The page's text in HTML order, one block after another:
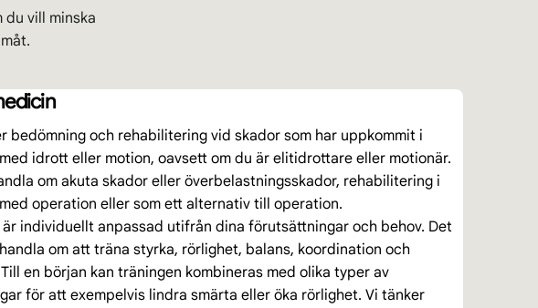
vill minska
bedömning och rehabilitering vid skador som har uppkommit i
idrott eller motion, oavsett om du är elitidrottare eller motionär.
om akuta skador eller överbelastningsskador, rehabilitering i
operation eller som ett alternativ till operation.
är individuellt anpassad utifrån dina förutsättningar och behov. Det
om att träna styrka, rörlighet, balans, koordination och
en början kan träningen kombineras med olika typer av
för att exempelvis lindra smärta eller öka rörlighet. Vi tänker